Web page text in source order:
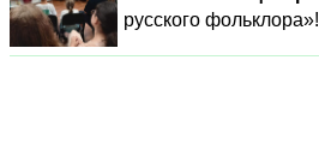
русского фольклора»!